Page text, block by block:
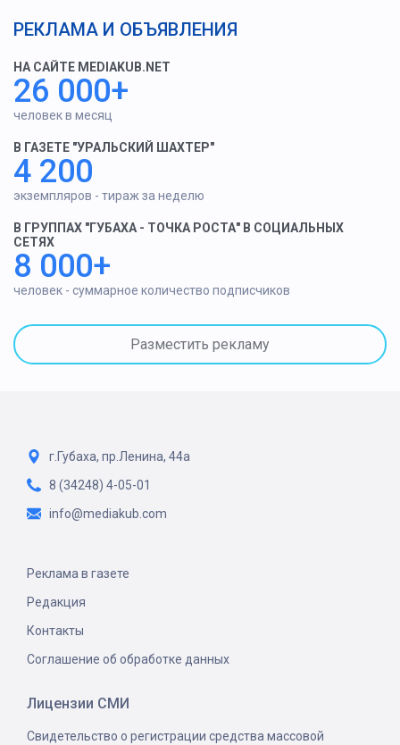
РЕКЛАМА И ОБЪЯВЛЕНИЯ
НА САЙТЕ MEDIAKUB.NET
26 000+
человек в месяц
В ГАЗЕТЕ "УРАЛЬСКИЙ ШАХТЕР"
4 200
экземпляров - тираж за неделю
В ГРУППАХ "ГУБАХА - ТОЧКА РОСТА" В СОЦИАЛЬНЫХ
СЕТЯХ
8 000+
человек - суммарное количество подписчиков
Разместить рекламу
г.Губаха, пр.Ленина, 44а
8 (34248) 4-05-01
info@mediakub.com
Реклама в газете
Редакция
Контакты
Соглашение об обработке данных
Лицензии СМИ
Свидетельство о регистрации средства массовой